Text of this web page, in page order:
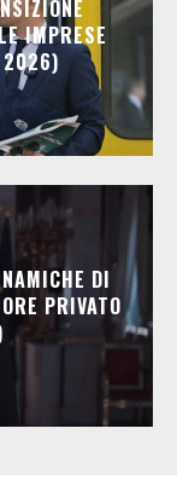
IMPRESE
2026)
DI
PRIVATO